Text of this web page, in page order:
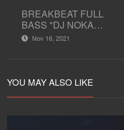
BREAKBEAT FULL
BASS "DJ NOKA
AXL"Nov 16, 2021
YOU MAY ALSO LIKE